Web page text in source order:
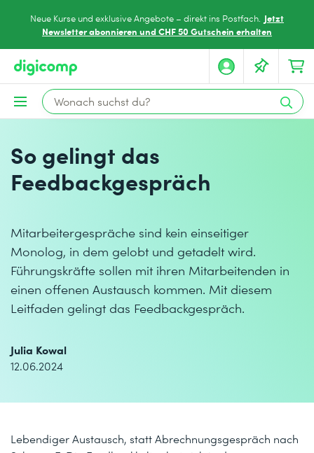
Neue Kurse und exklusive Angebote – direkt ins Postfach. Jetzt
Newsletter abonnieren und CHF 50 Gutschein erhalten
So gelingt das
Feedbackgespräch
Mitarbeitergespräche sind kein einseitiger
Monolog, in dem gelobt und getadelt wird.
Führungskräfte sollen mit ihren Mitarbeitenden in
einen offenen Austausch kommen. Mit diesem
Leitfaden gelingt das Feedbackgespräch.
Julia Kowal
12.06.2024
Lebendiger Austausch, statt Abrechnungsgespräch nach